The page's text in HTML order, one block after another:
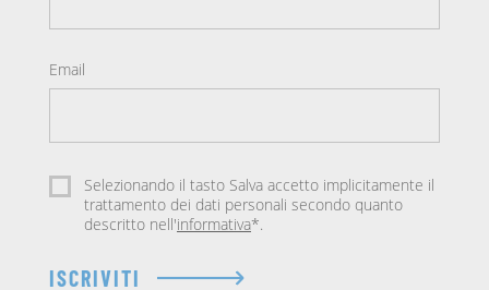
Email
Selezionando il tasto Salva accetto implicitamente il
trattamento dei dati personali secondo quanto
descritto nell'informativa*.
ISCRIVITI